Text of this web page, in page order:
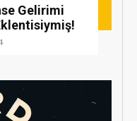
Gelirimi